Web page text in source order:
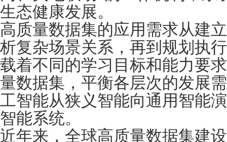
生态健康发展。
高质量数据集的应用需求从建
析复杂场景关系，再到规划执
载着不同的学习目标和能力要
量数据集，平衡各层次的发展
工智能从狭义智能向通用智能
智能系统。
近年来，全球高质量数据集建